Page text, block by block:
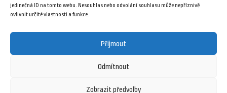
jedinečná ID na tomto webu. Nesouhlas nebo odvolání souhlasu může nepříznivě
ovlivnit určité vlastnosti a funkce.
Přijmout
Odmítnout
Zobrazit předvolby
Přidat do košíku